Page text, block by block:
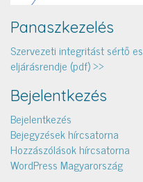
Panaszkezelés
Szervezeti integritást sértő
eljárásrendje (pdf) >>
Bejelentkezés
Bejelentkezés
Bejegyzések hírcsatorna
Hozzászólások hírcsatorna
WordPress Magyarország